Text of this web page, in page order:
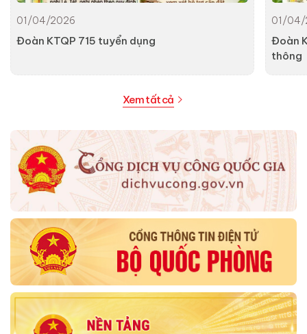
01/04/2026
Đoàn KTQP 715 tuyển dụng
01/04/
Đoàn
thông
Xem tất cả